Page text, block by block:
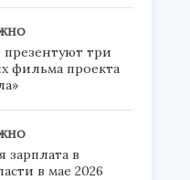
три
фильма проекта
зарплата в
в мае 2026